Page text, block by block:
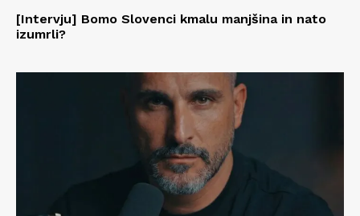
[Intervju] Bomo Slovenci kmalu manjšina in nato
izumrli?